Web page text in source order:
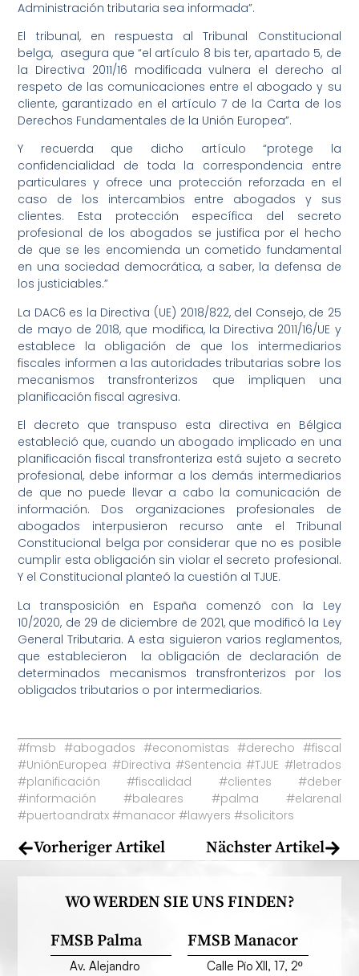
Administración tributaria sea informada”.
El tribunal, en respuesta al Tribunal Constitucional
belga, asegura que “el artículo 8 bis ter, apartado 5, de
la Directiva 2011/16 modificada vulnera el derecho al
respeto de las comunicaciones entre el abogado y su
cliente, garantizado en el artículo 7 de la Carta de los
Derechos Fundamentales de la Unión Europea”.
Y recuerda que dicho artículo “protege la
confidencialidad de toda la correspondencia entre
particulares y ofrece una protección reforzada en el
caso de los intercambios entre abogados y sus
clientes. Esta protección específica del secreto
profesional de los abogados se justifica por el hecho
de que se les encomienda un cometido fundamental
en una sociedad democrática, a saber, la defensa de
los justiciables.”
La DAC6 es la Directiva (UE) 2018/822, del Consejo, de 25
de mayo de 2018, que modifica, la Directiva 2011/16/UE y
establece la obligación de que los intermediarios
fiscales informen a las autoridades tributarias sobre los
mecanismos transfronterizos que impliquen una
planificación fiscal agresiva.
El decreto que transpuso esta directiva en Bélgica
estableció que, cuando un abogado implicado en una
planificación fiscal transfronteriza está sujeto a secreto
profesional, debe informar a los demás intermediarios
de que no puede llevar a cabo la comunicación de
información. Dos organizaciones profesionales de
abogados interpusieron recurso ante el Tribunal
Constitucional belga por considerar que no es posible
cumplir esta obligación sin violar el secreto profesional.
Y el Constitucional planteó la cuestión al TJUE.
La transposición en España comenzó con la Ley
10/2020, de 29 de diciembre de 2021, que modificó la Ley
General Tributaria. A esta siguieron varios reglamentos,
que establecieron la obligación de declaración de
determinados mecanismos transfronterizos por los
obligados tributarios o por intermediarios.
#fmsb #abogados #economistas #derecho #fiscal
#UniónEuropea #Directiva #Sentencia #TJUE #letrados
#planificación #fiscalidad #clientes #deber
#información #baleares #palma #elarenal
#puertoandratx #manacor #lawyers #solicitors
Vorheriger Artikel Nächster Artikel
WO WERDEN SIE UNS FINDEN?
FMSB Palma
Av. Alejandro
FMSB Manacor
Calle Pío XII, 17, 2º